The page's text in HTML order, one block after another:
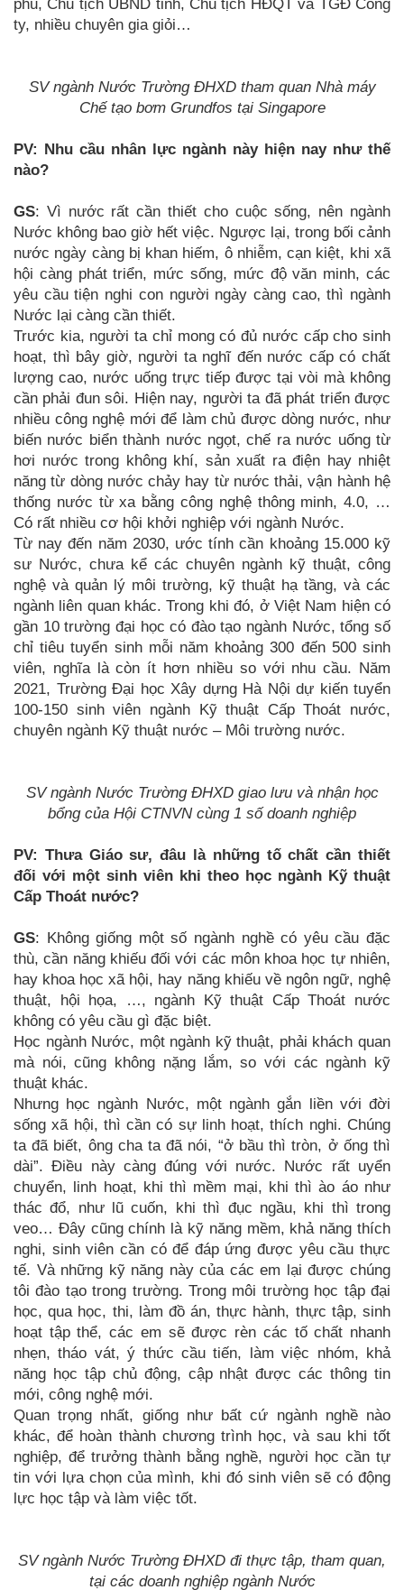
phủ, Chủ tịch UBND tỉnh, Chủ tịch HĐQT và TGĐ Công
ty, nhiều chuyên gia giỏi…
SV ngành Nước Trường ĐHXD tham quan Nhà máy
Chế tạo bơm Grundfos tại Singapore
PV: Nhu cầu nhân lực ngành này hiện nay như thế
nào?
GS: Vì nước rất cần thiết cho cuộc sống, nên ngành
Nước không bao giờ hết việc. Ngược lại, trong bối cảnh
nước ngày càng bị khan hiếm, ô nhiễm, cạn kiệt, khi xã
hội càng phát triển, mức sống, mức độ văn minh, các
yêu cầu tiện nghi con người ngày càng cao, thì ngành
Nước lại càng cần thiết.
Trước kia, người ta chỉ mong có đủ nước cấp cho sinh
hoạt, thì bây giờ, người ta nghĩ đến nước cấp có chất
lượng cao, nước uống trực tiếp được tại vòi mà không
cần phải đun sôi. Hiện nay, người ta đã phát triển được
nhiều công nghệ mới để làm chủ được dòng nước, như
biến nước biển thành nước ngọt, chế ra nước uống từ
hơi nước trong không khí, sản xuất ra điện hay nhiệt
năng từ dòng nước chảy hay từ nước thải, vận hành hệ
thống nước từ xa bằng công nghệ thông minh, 4.0, …
Có rất nhiều cơ hội khởi nghiệp với ngành Nước.
Từ nay đến năm 2030, ước tính cần khoảng 15.000 kỹ
sư Nước, chưa kể các chuyên ngành kỹ thuật, công
nghệ và quản lý môi trường, kỹ thuật hạ tầng, và các
ngành liên quan khác. Trong khi đó, ở Việt Nam hiện có
gần 10 trường đại học có đào tạo ngành Nước, tổng số
chỉ tiêu tuyển sinh mỗi năm khoảng 300 đến 500 sinh
viên, nghĩa là còn ít hơn nhiều so với nhu cầu. Năm
2021, Trường Đại học Xây dựng Hà Nội dự kiến tuyển
100-150 sinh viên ngành Kỹ thuật Cấp Thoát nước,
chuyên ngành Kỹ thuật nước – Môi trường nước.
SV ngành Nước Trường ĐHXD giao lưu và nhận học
bổng của Hội CTNVN cùng 1 số doanh nghiệp
PV: Thưa Giáo sư, đâu là những tố chất cần thiết
đối với một sinh viên khi theo học ngành Kỹ thuật
Cấp Thoát nước?
GS: Không giống một số ngành nghề có yêu cầu đặc
thù, cần năng khiếu đối với các môn khoa học tự nhiên,
hay khoa học xã hội, hay năng khiếu về ngôn ngữ, nghệ
thuật, hội họa, …, ngành Kỹ thuật Cấp Thoát nước
không có yêu cầu gì đặc biệt.
Học ngành Nước, một ngành kỹ thuật, phải khách quan
mà nói, cũng không nặng lắm, so với các ngành kỹ
thuật khác.
Nhưng học ngành Nước, một ngành gắn liền với đời
sống xã hội, thì cần có sự linh hoạt, thích nghi. Chúng
ta đã biết, ông cha ta đã nói, “ở bầu thì tròn, ở ống thì
dài”. Điều này càng đúng với nước. Nước rất uyển
chuyển, linh hoạt, khi thì mềm mại, khi thì ào áo như
thác đổ, như lũ cuốn, khi thì đục ngầu, khi thì trong
veo… Đây cũng chính là kỹ năng mềm, khả năng thích
nghi, sinh viên cần có để đáp ứng được yêu cầu thực
tế. Và những kỹ năng này của các em lại được chúng
tôi đào tạo trong trường. Trong môi trường học tập đại
học, qua học, thi, làm đồ án, thực hành, thực tập, sinh
hoạt tập thể, các em sẽ được rèn các tố chất nhanh
nhẹn, tháo vát, ý thức cầu tiến, làm việc nhóm, khả
năng học tập chủ động, cập nhật được các thông tin
mới, công nghệ mới.
Quan trọng nhất, giống như bất cứ ngành nghề nào
khác, để hoàn thành chương trình học, và sau khi tốt
nghiệp, để trưởng thành bằng nghề, người học cần tự
tin với lựa chọn của mình, khi đó sinh viên sẽ có động
lực học tập và làm việc tốt.
SV ngành Nước Trường ĐHXD đi thực tập, tham quan,
tại các doanh nghiệp ngành Nước